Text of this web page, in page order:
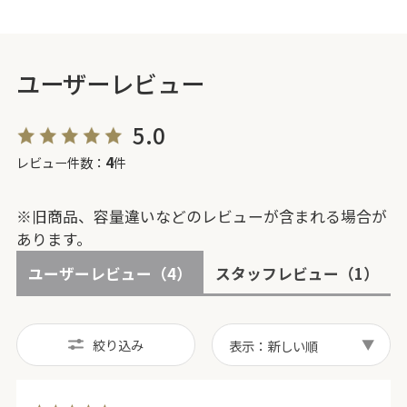
ユーザーレビュー
5.0
レビュー件数： 4件
※旧商品、容量違いなどのレビューが含まれる場合が
あります。
ユーザーレビュー （4） スタッフレビュー （1）
絞り込み 表示：新しい順